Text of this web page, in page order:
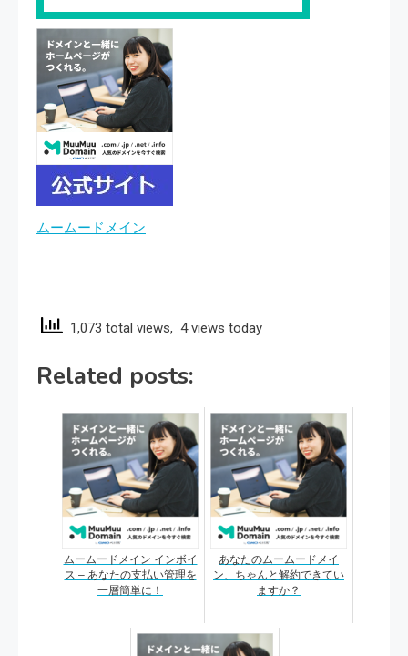
ムームードメイン
1,073 total views, 4 views today
Related posts:
ムームードメイン インボイ
ス – あなたの支払い管理を
一層簡単に！
あなたのムームードメイ
ン、ちゃんと解約できてい
ますか？